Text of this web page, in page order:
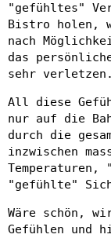
"gefühltes"
Bistro holen,
nach
das
sehr verletzen.
All diese
nur auf die
durch die
inzwischen
"gefühlte"
Wäre schön,
Gefühlen und